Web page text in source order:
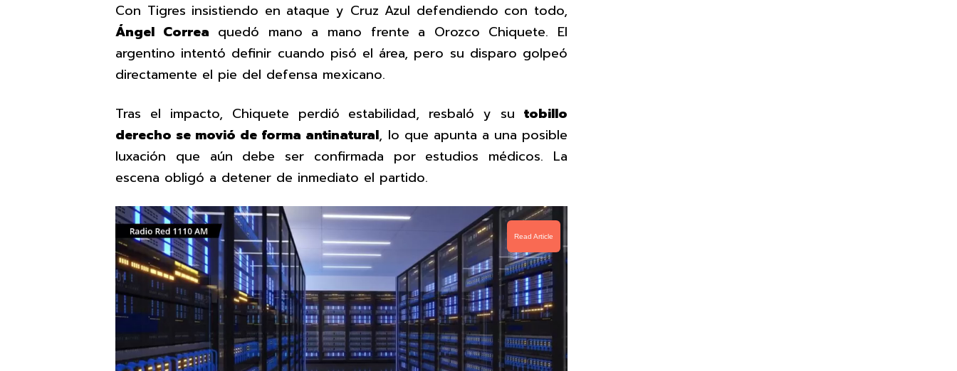
Con Tigres insistiendo en ataque y Cruz Azul defendiendo con todo,
Ángel Correa quedó mano a mano frente a Orozco Chiquete. El
argentino intentó definir cuando pisó el área, pero su disparo golpeó
directamente el pie del defensa mexicano.
Tras el impacto, Chiquete perdió estabilidad, resbaló y su tobillo
derecho se movió de forma antinatural, lo que apunta a una posible
luxación que aún debe ser confirmada por estudios médicos. La
escena obligó a detener de inmediato el partido.
Read Article